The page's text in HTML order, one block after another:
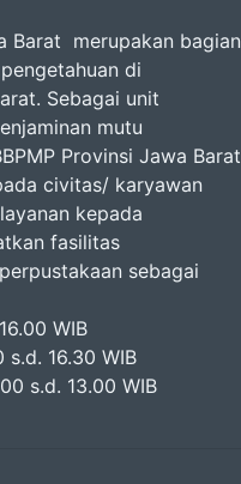
Barat merupakan bagian
di
Sebagai unit
mutu
Provinsi Jawa Barat
civitas/ karyawan
kepada
fasilitas
sebagai
:
s.d.16.00 WIB
16.30 WIB
WIB